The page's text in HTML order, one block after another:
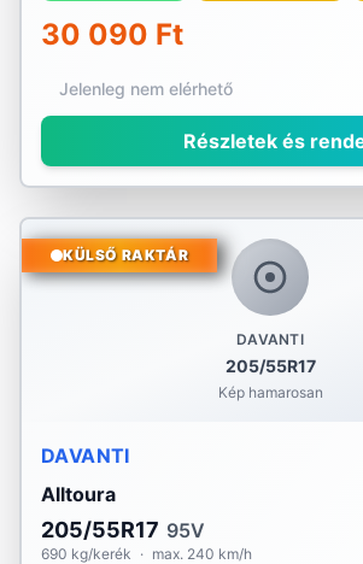
30 090 Ft
Jelenleg nem elérhető
Részletek és
DAVANTI
205/55R17
Kép hamarosan
KÜLSŐ RAKTÁR
DAVANTI
Alltoura
205/55R17 95V
690 kg/kerék · max. 240 km/h